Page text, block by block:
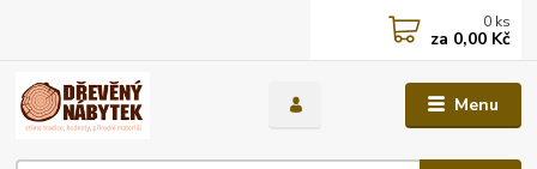
Menu
0 ks
za 0,00 Kč